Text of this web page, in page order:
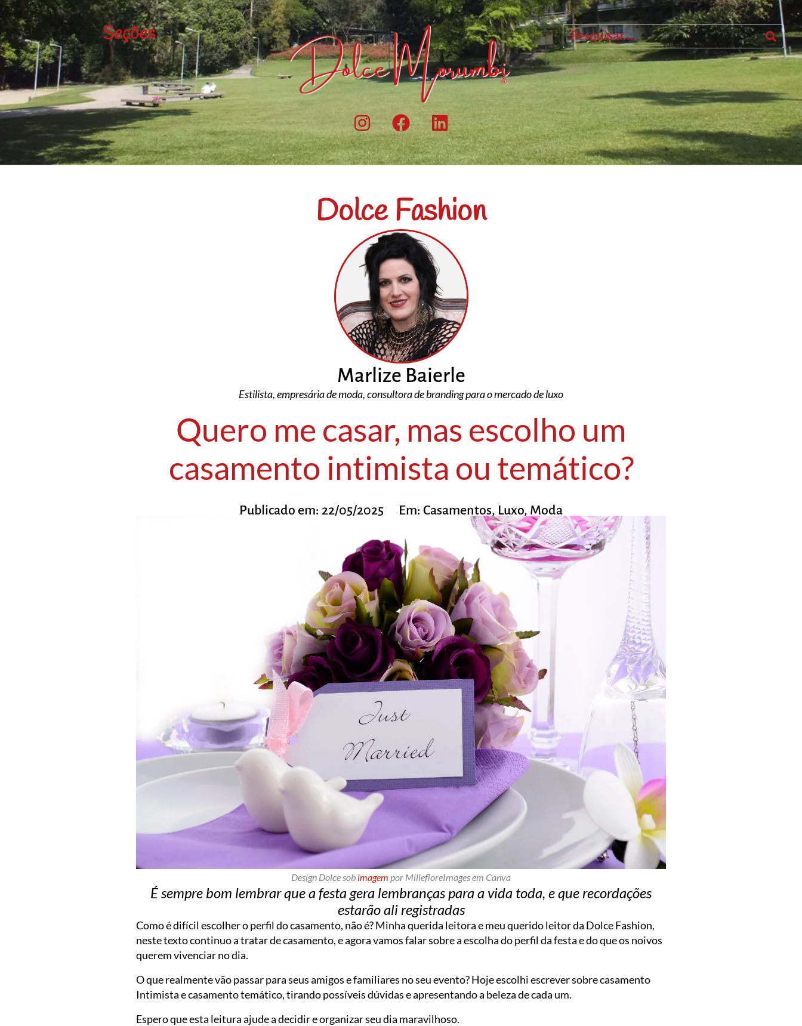
Seções
Dolce Fashion
Marlize Baierle
Estilista, empresária de moda, consultora de branding para o mercado de luxo
Quero me casar, mas escolho um
casamento intimista ou temático?
Publicado em: 22/05/2025 Em: Casamentos, Luxo, Moda
Design Dolce sob imagem por MillefloreImages em Canva
É sempre bom lembrar que a festa gera lembranças para a vida toda, e que recordações
estarão ali registradas
Como é difícil escolher o perfil do casamento, não é? Minha querida leitora e meu querido leitor da Dolce Fashion,
neste texto continuo a tratar de casamento, e agora vamos falar sobre a escolha do perfil da festa e do que os noivos
querem vivenciar no dia.
O que realmente vão passar para seus amigos e familiares no seu evento? Hoje escolhi escrever sobre casamento
Intimista e casamento temático, tirando possíveis dúvidas e apresentando a beleza de cada um.
Espero que esta leitura ajude a decidir e organizar seu dia maravilhoso.